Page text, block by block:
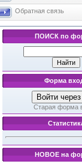
Обратная связь
ПОИСК по
Форма
Войти
Старая форма
НОВОЕ на